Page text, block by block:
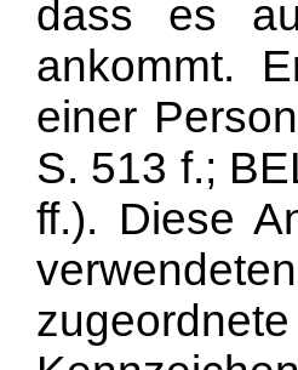
dass es
ankommt.
einer
S. 513 f.;
ff.). Diese